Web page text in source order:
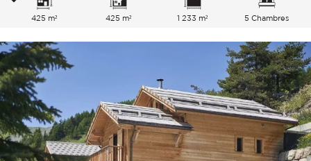
425 m² 425 m² 1 233 m² 5 Chambres